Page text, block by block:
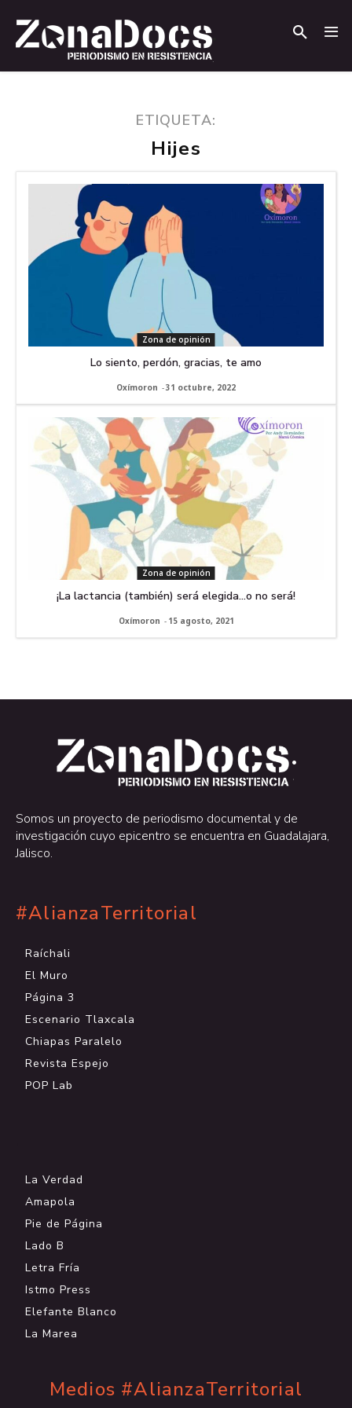
ETIQUETA:
Hijes
Zona de opinión
Lo siento, perdón, gracias, te amo
Oxímoron -31 octubre, 2022
Zona de opinión
¡La lactancia (también) será elegida…o no será!
Oxímoron - 15 agosto, 2021
.
.
Somos un proyecto de periodismo documental y de
investigación cuyo epicentro se encuentra en Guadalajara,
Jalisco.
#AlianzaTerritorial
Raíchali
El Muro
Página 3
Escenario Tlaxcala
Chiapas Paralelo
Revista Espejo
POP Lab
La Verdad
Amapola
Pie de Página
Lado B
Letra Fría
Istmo Press
Elefante Blanco
La Marea
Medios #AlianzaTerritorial